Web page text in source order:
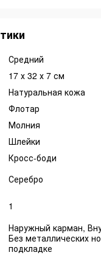
Средний
17 х 32 х 7 см
Натуральная кожа
Флотар
Молния
Шлейки
Кросс-боди
Серебро
1
Наружный карман,
Без металлических
подкладке